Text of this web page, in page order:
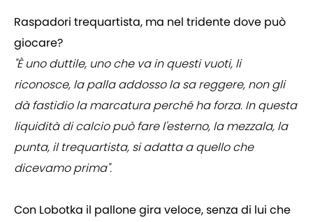
Raspadori trequartista, ma nel tridente dove può
giocare?
"È uno duttile, uno che va in questi vuoti, li
riconosce, la palla addosso la sa reggere, non gli
dà fastidio la marcatura perché ha forza. In questa
liquidità di calcio può fare l'esterno, la mezzala, la
punta, il trequartista, si adatta a quello che
dicevamo prima".
Con Lobotka il pallone gira veloce, senza di lui che